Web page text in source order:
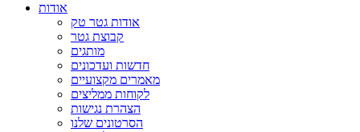
אודות
אודות גטר טק
קבוצת גטר
מותגים
חדשות ועדכונים
מאמרים מקצועיים
לקוחות ממליצים
הצהרת נגישות
הסרטונים שלנו